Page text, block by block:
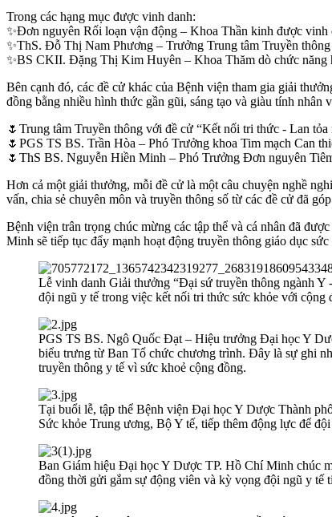
Trong các hạng mục được vinh danh:
✨Đơn nguyên Rối loạn vận động – Khoa Thần kinh được
✨ThS. Đỗ Thị Nam Phương – Trưởng Trung tâm Truyền
✨BS CKII. Đặng Thị Kim Huyên – Khoa Thăm dò chức năng
Bên cạnh đó, các đề cử khác của Bệnh viện tham gia giải
đồng bằng nhiều hình thức gần gũi, sáng tạo và giàu tính nhân
🌷Trung tâm Truyền thông với đề cử “Kết nối tri thức - Lan tỏa
🌷PGS TS BS. Trần Hòa – Phó Trưởng khoa Tim mạch Can
🌷ThS BS. Nguyễn Hiền Minh – Phó Trưởng Đơn nguyên
Hơn cả một giải thưởng, mỗi đề cử là một câu chuyện nghề
vấn, chia sẻ chuyên môn và truyền thông số từ các đề cử đã
Bệnh viện trân trọng chúc mừng các tập thể và cá nhân đã
Minh sẽ tiếp tục đẩy mạnh hoạt động truyền thông giáo dục
Lễ vinh danh Giải thưởng “Đại sứ truyền thông ngành Y
đội ngũ y tế trong việc kết nối tri thức sức khỏe với cộng
PGS TS BS. Ngô Quốc Đạt – Hiệu trưởng Đại học Y
biểu trưng từ Ban Tổ chức chương trình. Đây là sự ghi
truyền thông y tế vì sức khoẻ cộng đồng.
Tại buổi lễ, tập thể Bệnh viện Đại học Y Dược Thành
Sức khỏe Trung ương, Bộ Y tế, tiếp thêm động lực để
Ban Giám hiệu Đại học Y Dược TP. Hồ Chí Minh chúc
đồng thời gửi gắm sự động viên và kỳ vọng đội ngũ y tế